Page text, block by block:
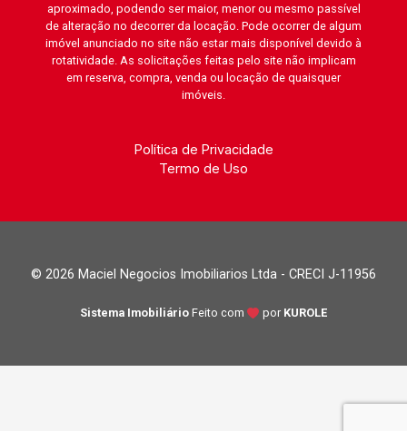
aproximado, podendo ser maior, menor ou mesmo passível
de alteração no decorrer da locação. Pode ocorrer de algum
imóvel anunciado no site não estar mais disponível devido à
rotatividade. As solicitações feitas pelo site não implicam
em reserva, compra, venda ou locação de quaisquer
imóveis.
Política de Privacidade
Termo de Uso
© 2026 Maciel Negocios Imobiliarios Ltda - CRECI J-11956
Sistema Imobiliário Feito com por KUROLE